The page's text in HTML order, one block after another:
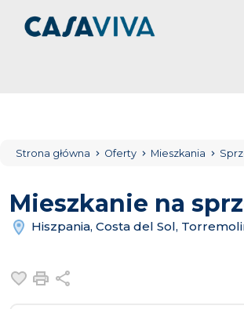
Strona główna Oferty Mieszkania
Mieszkanie na
Hiszpania, Costa del Sol,
Dodaj do ulubionych
Drukuj